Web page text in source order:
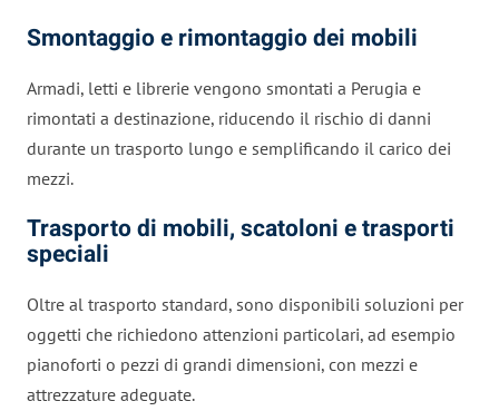
Smontaggio e rimontaggio dei mobili
Armadi, letti e librerie vengono smontati a Perugia e
rimontati a destinazione, riducendo il rischio di danni
durante un trasporto lungo e semplificando il carico dei
mezzi.
Trasporto di mobili, scatoloni e trasporti
speciali
Oltre al trasporto standard, sono disponibili soluzioni per
oggetti che richiedono attenzioni particolari, ad esempio
pianoforti o pezzi di grandi dimensioni, con mezzi e
attrezzature adeguate.